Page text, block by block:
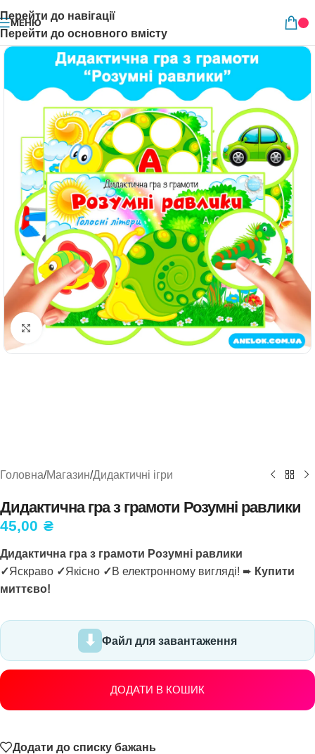
Перейти до навігації
Перейти до основного вмісту
МЕНЮ
Натисніть, щоб збільшити
Головна/Магазин/Дидактичні ігри
Дидактична гра з грамоти Розумні равлики
45,00 ₴
Дидактична гра з грамоти Розумні равлики
✓Яскраво ✓Якісно ✓В електронному вигляді! ➨ Купити
миттєво!
Файл для завантаження
ДОДАТИ В КОШИК
Додати до списку бажань